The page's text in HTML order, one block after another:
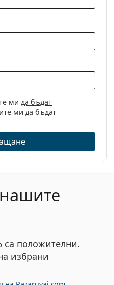
ми да бъдат
ми да бъдат
са положителни.
избрани